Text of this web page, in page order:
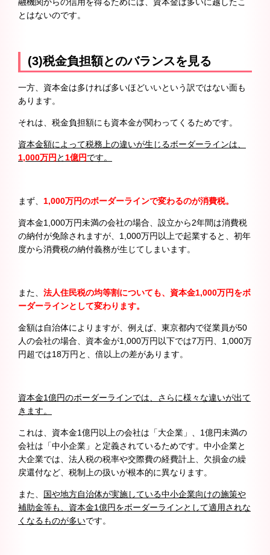
とはないのです。
(3)税金負担額とのバランスを見る
一方、資本金は多ければ多いほどいいという訳ではない面も
あります。
それは、税金負担額にも資本金が関わってくるためです。
資本金額によって税務上の違いが生じるボーダーラインは、
1,000万円 と 1億円です。
まず、 1,000万円のボーダーラインで変わるのが消費税。
資本金1,000万円未満の会社の場合、設立から2年間は消費税
の納付が免除されますが、1,000万円以上で起業すると、初年
度から消費税の納付義務が生じてしまいます。
また、 法人住民税の均等割についても、資本金1,000万円をボ
ーダーラインとして変わります。
金額は自治体によりますが、例えば、東京都内で従業員が50
人の会社の場合、資本金が1,000万円以下では7万円、1,000万
円超では18万円と、倍以上の差があります。
資本金1億円のボーダーラインでは、さらに様々な違いが出て
きます。
これは、資本金1億円以上の会社は「大企業」、1億円未満の
会社は「中小企業」と定義されているためです。中小企業と
大企業では、法人税の税率や交際費の経費計上、欠損金の繰
戻還付など、税制上の扱いが根本的に異なります。
また、 国や地方自治体が実施している中小企業向けの施策や
補助金等も、資本金1億円をボーダーラインとして適用されな
くなるものが多いです。